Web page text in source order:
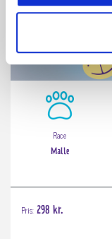
Race
Malle
Pris: 298 kr.